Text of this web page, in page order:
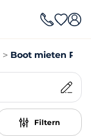
Boot mieten
Filtern